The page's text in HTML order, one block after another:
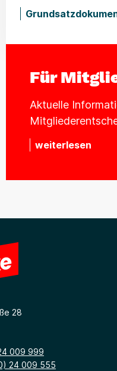
Für
Aktuelle
weiterlesen
28
009 999
24 009 555